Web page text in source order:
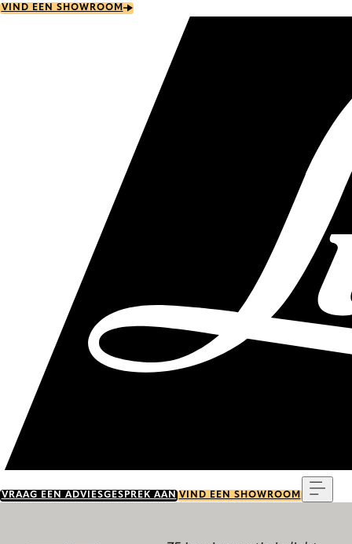
Skip
VIND EEN SHOWROOM
VRAAG EEN ADVIESGESPREK AAN VIND EEN SHOWROOM